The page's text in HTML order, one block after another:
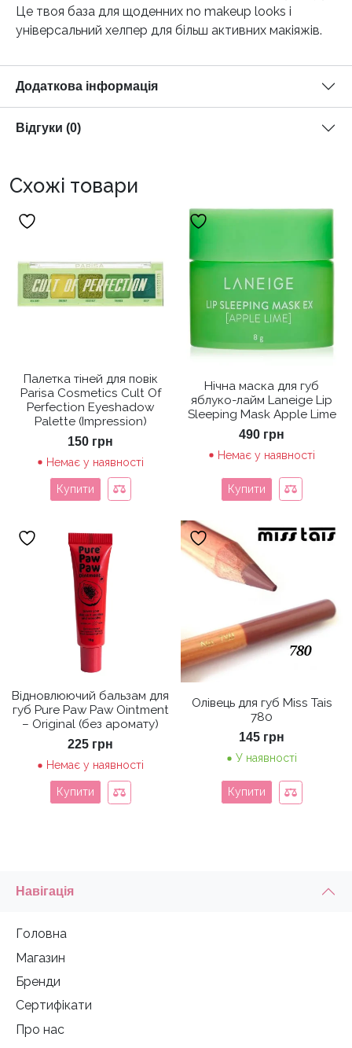
Це твоя база для щоденних no makeup looks і
універсальний хелпер для більш активних макіяжів.
Додаткова інформація
Відгуки (0)
Схожі товари
Палетка тіней для повік
Parisa Cosmetics Cult Of
Perfection Eyeshadow
Palette (Impression)
150 грн
Немає у наявності
Купити
Нічна маска для губ
яблуко-лайм Laneige Lip
Sleeping Mask Apple Lime
490 грн
Немає у наявності
Купити
Відновлюючий бальзам для
губ Pure Paw Paw Ointment
– Original (без аромату)
225 грн
Немає у наявності
Купити
Олівець для губ Miss Tais
780
145 грн
У наявності
Купити
Навігація
Головна
Магазин
Бренди
Сертифікати
Про нас